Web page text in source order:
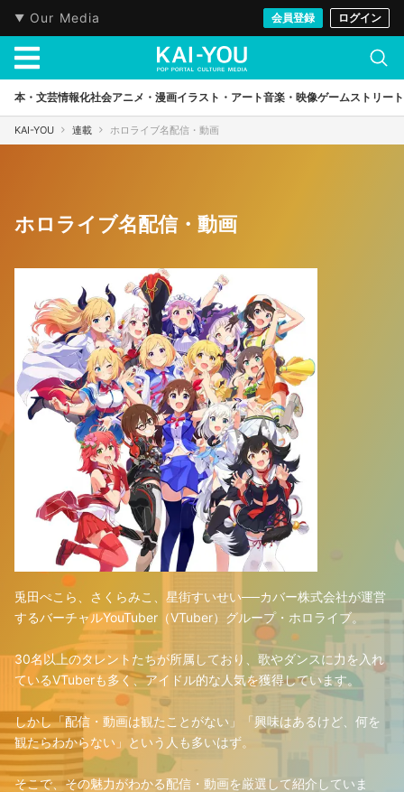
Our Media 会員登録 ログイン
本・文芸情報化社会アニメ・漫画イラスト・アート音楽・映像ゲームストリート
KAI-YOU 連載 ホロライブ名配信・動画
ホロライブ名配信・動画
兎田ぺこら、さくらみこ、星街すいせい──カバー株式会社が運営
するバーチャルYouTuber（VTuber）グループ・ホロライブ。
30名以上のタレントたちが所属しており、歌やダンスに力を入れ
ているVTuberも多く、アイドル的な人気を獲得しています。
しかし「配信・動画は観たことがない」「興味はあるけど、何を
観たらわからない」という人も多いはず。
そこで、その魅力がわかる配信・動画を厳選して紹介していま